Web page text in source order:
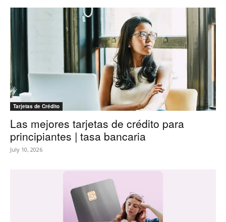
Tarjetas de Crédito
Las mejores tarjetas de crédito para
principiantes | tasa bancaria
July 10, 2026